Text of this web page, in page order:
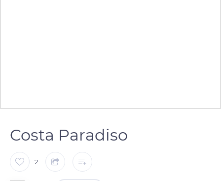
Costa Paradiso
2